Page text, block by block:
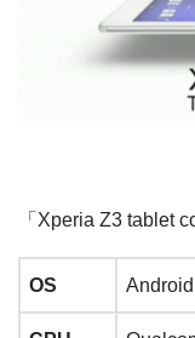
「Xperia Z3 tablet
OS